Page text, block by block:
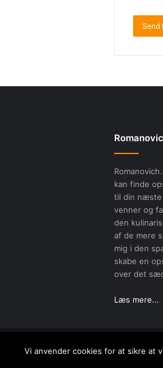
kan finde
til din næste
venner og
den
af de mere
mig i den
skabe en
over det
Læs mere...
Vi anvender cookies for at sikre at